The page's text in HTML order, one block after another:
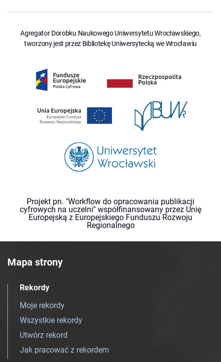
Agregator Dorobku Naukowego Uniwersytetu Wrocławskiego,
tworzony jest przez Bibliotekę Uniwersytecką we Wrocławiu
Projekt pn. "Workflow do opracowania publikacji
cyfrowych na uczelni" współfinansowany przez Unię
Europejską z Europejskiego Funduszu Rozwoju
Regionalnego
Mapa strony
Rekordy
Moje rekordy
Wszystkie rekordy
Utwórz rekord
Jak pracować z rekordem